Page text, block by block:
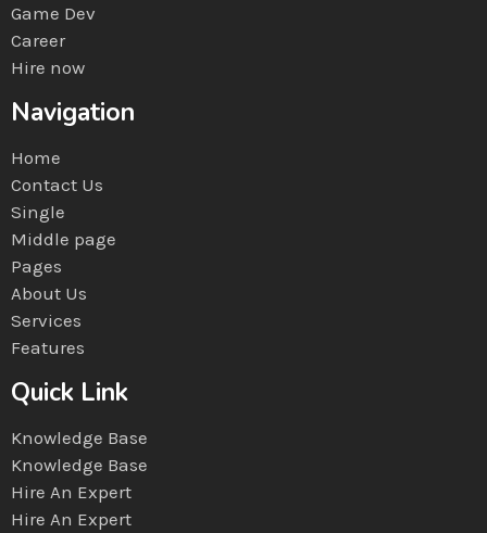
Game Dev
Career
Hire now
Navigation
Home
Contact Us
Single
Middle page
Pages
About Us
Services
Features
Quick Link
Knowledge Base
Knowledge Base
Hire An Expert
Hire An Expert